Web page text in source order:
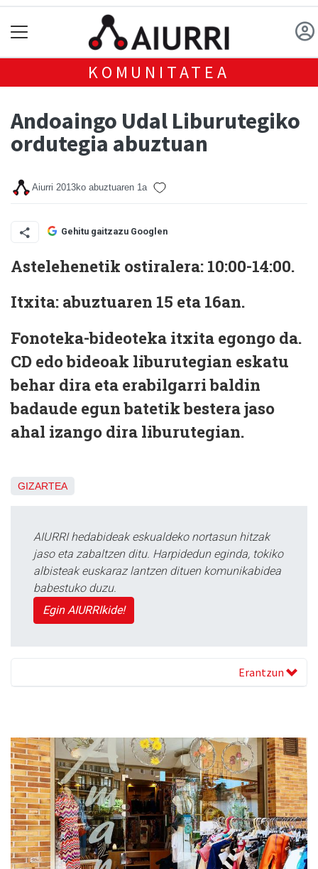
KOMUNITATEA
Andoaingo Udal Liburutegiko
ordutegia abuztuan
Aiurri 2013ko abuztuaren 1a
Gehitu gaitzazu Googlen
Astelehenetik ostiralera: 10:00-14:00.
Itxita: abuztuaren 15 eta 16an.
Fonoteka-bideoteka itxita egongo da.
CD edo bideoak liburutegian eskatu
behar dira eta erabilgarri baldin
badaude egun batetik bestera jaso
ahal izango dira liburutegian.
GIZARTEA
AIURRI hedabideak eskualdeko nortasun hitzak
jaso eta zabaltzen ditu. Harpidedun eginda, tokiko
albisteak euskaraz lantzen dituen komunikabidea
babestuko duzu.
Egin AIURRIkide!
Erantzun